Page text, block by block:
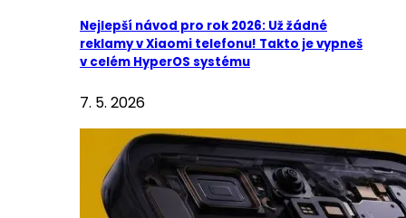
Nejlepší návod pro rok 2026: Už žádné
reklamy v Xiaomi telefonu! Takto je vypneš
v celém HyperOS systému
7. 5. 2026